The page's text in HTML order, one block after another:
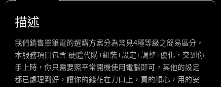
描述
我們銷售單筆電的選購方案分為常見4種等級之簡易區分，
本服務項目包含 硬體代購+組裝+設定+調整+優化，交到你
手上時，你只需要照平常開機使用電腦即可，其他的設定
都已處理到好，讓你的錢花在刀口上，買的順心，用的安